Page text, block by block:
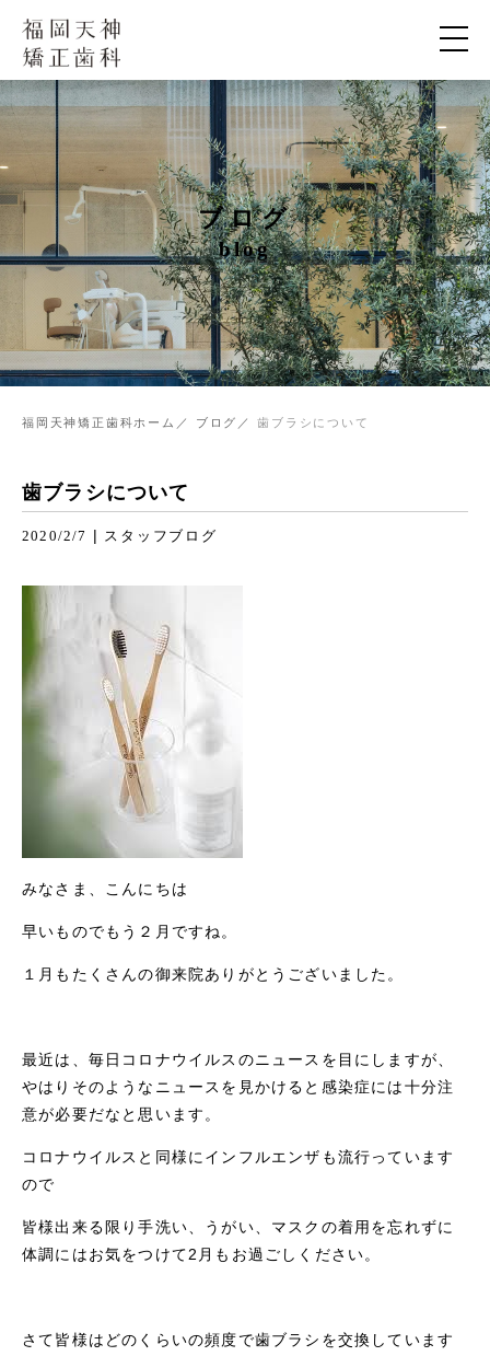
ブログ
blog
福岡天神矯正歯科ホーム ブログ 歯ブラシについて
歯ブラシについて
2020/2/7 | スタッフブログ
みなさま、こんにちは
早いものでもう２月ですね。
１月もたくさんの御来院ありがとうございました。
最近は、毎日コロナウイルスのニュースを目にしますが、
やはりそのようなニュースを見かけると感染症には十分注
意が必要だなと思います。
コロナウイルスと同様にインフルエンザも流行っています
ので
皆様出来る限り手洗い、うがい、マスクの着用を忘れずに
体調にはお気をつけて2月もお過ごしください。
さて皆様はどのくらいの頻度で歯ブラシを交換しています